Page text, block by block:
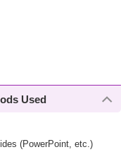
Used
(PowerPoint, etc.)